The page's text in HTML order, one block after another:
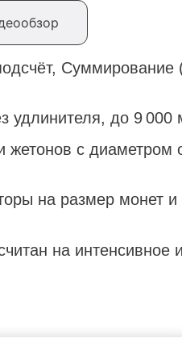
Суммирование
удлинителя, до 9
жетонов с
на размер
на